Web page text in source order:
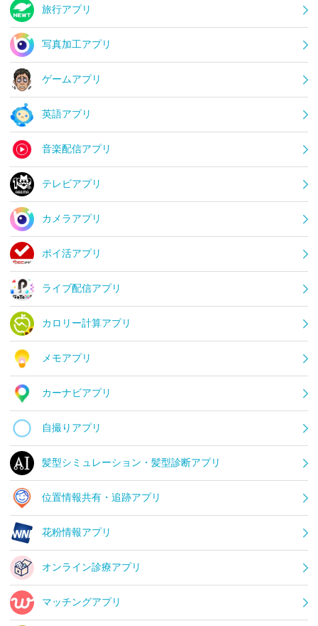
旅行アプリ
写真加工アプリ
ゲームアプリ
英語アプリ
音楽配信アプリ
テレビアプリ
カメラアプリ
ポイ活アプリ
ライブ配信アプリ
カロリー計算アプリ
メモアプリ
カーナビアプリ
自撮りアプリ
髪型シミュレーション・髪型診断アプリ
位置情報共有・追跡アプリ
花粉情報アプリ
オンライン診療アプリ
マッチングアプリ